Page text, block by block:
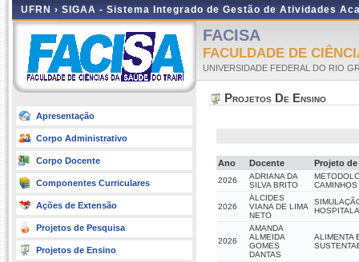
UFRN › SIGAA - Sistema Integrado de Gestão de Atividades
Apresentação
Corpo Administrativo
Corpo Docente
Componentes Curriculares
Ações de Extensão
Projetos de Pesquisa
Projetos de Ensino
FACISA
FACULDADE DE
UNIVERSIDADE FEDERAL DO RIO
Projetos De Ensino
Ano Docente Projeto
2026
ADRIANA DA
SILVA BRITO
2026
ALCIDES
VIANA DE LIMA
NETO
2026
AMANDA
ALMEIDA
GOMES
DANTAS
ALIMENTA